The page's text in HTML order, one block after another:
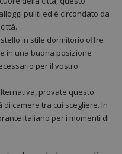
puliti ed è circondato da
in stile dormitorio offre
in una buona posizione
per il vostro
provate questo
camere tra cui scegliere. In
italiano per i momenti di